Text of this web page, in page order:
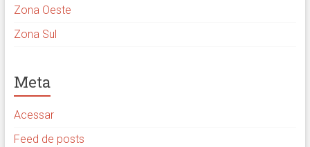
Zona Oeste
Zona Sul
Meta
Acessar
Feed de posts